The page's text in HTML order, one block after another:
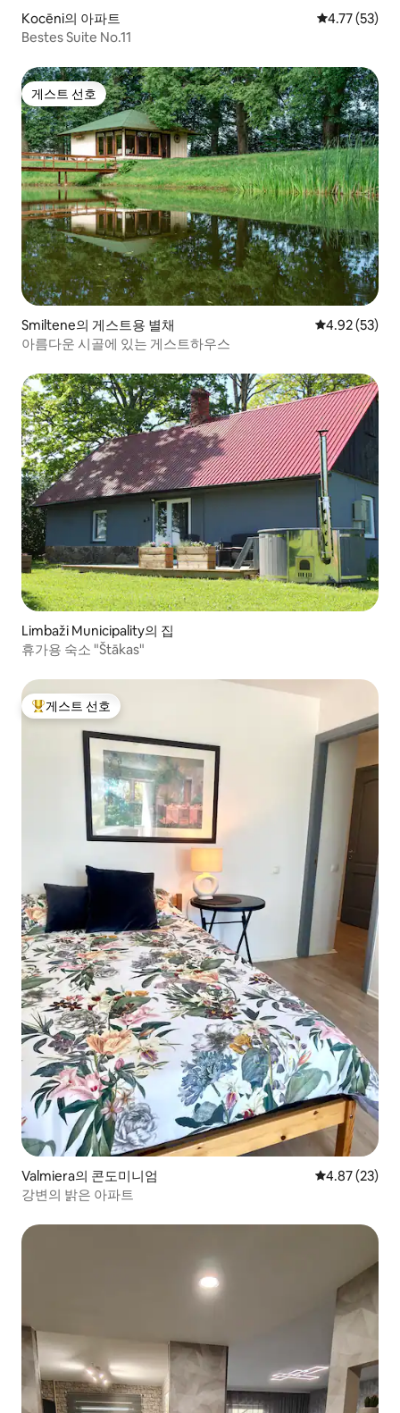
Kocēni의 아파트 평점 4.77점
4.77 (53)
Bestes Suite No.11
게스트 선호
게스트 선호
Smiltene의 게스트용 별채 평점 4.92점(5
4.92 (53)
아름다운 시골에 있는 게스트하우스
Limbaži Municipality의 집
휴가용 숙소 "Štākas"
상위 게스트 선호
게스트 선호
Valmiera의 콘도미니엄 평점 4.87점(5
4.87 (23)
강변의 밝은 아파트